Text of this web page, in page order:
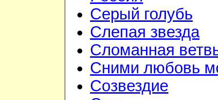
Серый голубь
Слепая звезда
Сломанная
Сними любовь
Созвездие